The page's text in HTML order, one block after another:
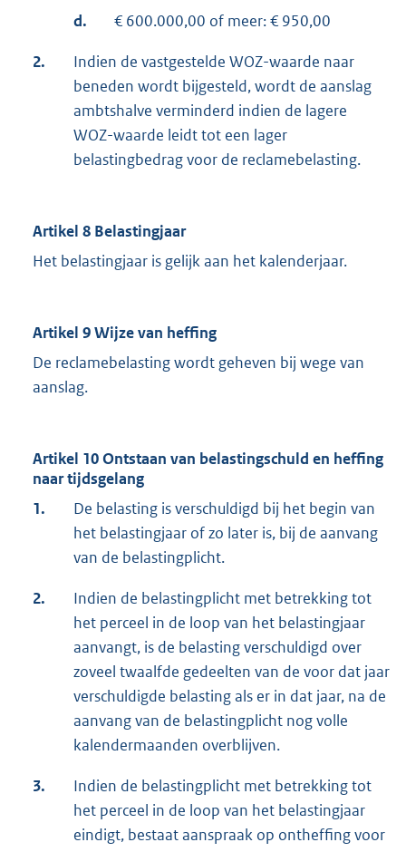
d. € 600.000,00 of meer: € 950,00
2.
Indien de vastgestelde WOZ-waarde naar
beneden wordt bijgesteld, wordt de aanslag
ambtshalve verminderd indien de lagere
WOZ-waarde leidt tot een lager
belastingbedrag voor de reclamebelasting.
Artikel 8 Belastingjaar
Het belastingjaar is gelijk aan het kalenderjaar.
Artikel 9 Wijze van heffing
De reclamebelasting wordt geheven bij wege van
aanslag.
Artikel 10 Ontstaan van belastingschuld en heffing
naar tijdsgelang
1.
De belasting is verschuldigd bij het begin van
het belastingjaar of zo later is, bij de aanvang
van de belastingplicht.
2.
Indien de belastingplicht met betrekking tot
het perceel in de loop van het belastingjaar
aanvangt, is de belasting verschuldigd over
zoveel twaalfde gedeelten van de voor dat jaar
verschuldigde belasting als er in dat jaar, na de
aanvang van de belastingplicht nog volle
kalendermaanden overblijven.
3.
Indien de belastingplicht met betrekking tot
het perceel in de loop van het belastingjaar
eindigt, bestaat aanspraak op ontheffing voor